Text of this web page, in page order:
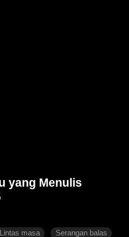
yang Menulis
Lintas masa Serangan balas